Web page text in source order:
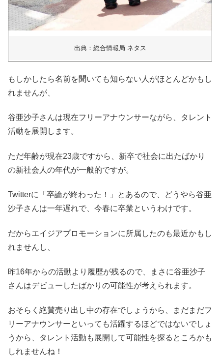
出典：総合情報局 ネタス
もしかしたら名前を聞いても知らない人がほとんどかもし
れませんが、
谷亜沙子さんは現在フリーアナウンサーながら、タレント
活動を展開します。
ただ年齢が現在23歳ですから、新卒で社会に出たばかり
の新社会人の年代が一般的ですが。
Twitterに「卒論が終わった！」とあるので、どうやら谷亜
沙子さんは一年遅れで、今春に卒業というわけです。
だからエイジアプロモーションに所属したのも最近かもし
れませんし、
昨16年からの活動より履歴が残るので、まさに谷亜沙子
さんはデビューしたばかりの可能性が考えられます。
おそらく絶賛売り出し中の存在でしょうから、まだまだフ
リーアナウンサーといっても活躍するほどではないでしょ
うから、タレント活動も展開して可能性を探るところかも
しれませんね！